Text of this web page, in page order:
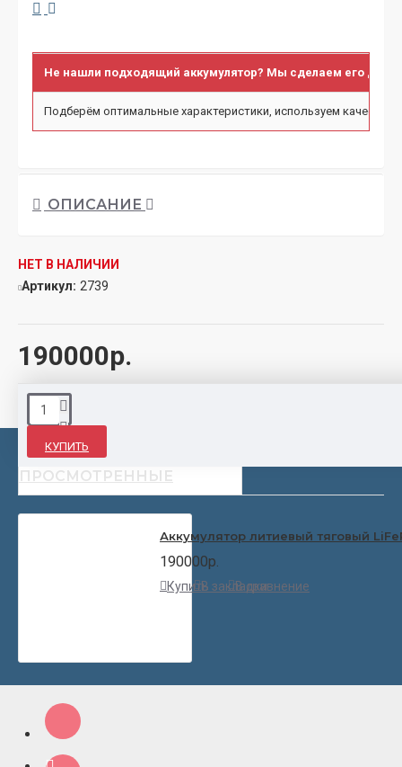
Не нашли подходящий аккумулятор? Мы сделаем его для
Подберём оптимальные характеристики, используем
ОПИСАНИЕ
190000р.
НЕТ В НАЛИЧИИ
Артикул: 2739
КУПИТЬ
НЕДАВНО
ПРОСМОТРЕННЫЕ
Аккумулятор литиевый тяговый
190000р.
КупитьВ закладкиВ сравнение